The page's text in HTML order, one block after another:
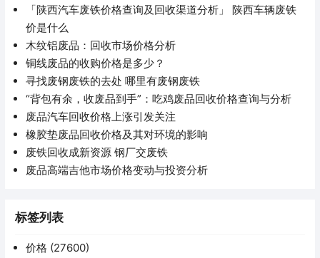
「陕西汽车废铁价格查询及回收渠道分析」 陕西车辆废铁
价是什么
木纹铝废品：回收市场价格分析
铜线废品的收购价格是多少？
寻找废钢废铁的去处 哪里有废钢废铁
“背包有余，收废品到手”：吃鸡废品回收价格查询与分析
废品汽车回收价格上涨引发关注
橡胶垫废品回收价格及其对环境的影响
废铁回收成新资源 钢厂交废铁
废品高端吉他市场价格变动与投资分析
标签列表
价格 (27600)